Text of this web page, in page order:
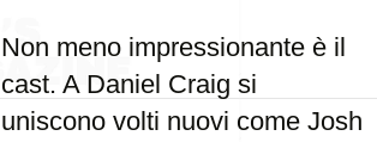
Non meno impressionante è il
cast. A Daniel Craig si
uniscono volti nuovi come Josh